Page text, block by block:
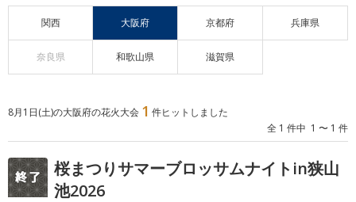
関西 大阪府 京都府 兵庫県
奈良県 和歌山県 滋賀県
8月1日(土)の大阪府の花火大会 1 件ヒットしました
全 1 件中 1 〜 1 件
桜まつりサマーブロッサムナイトin狭山
池2026